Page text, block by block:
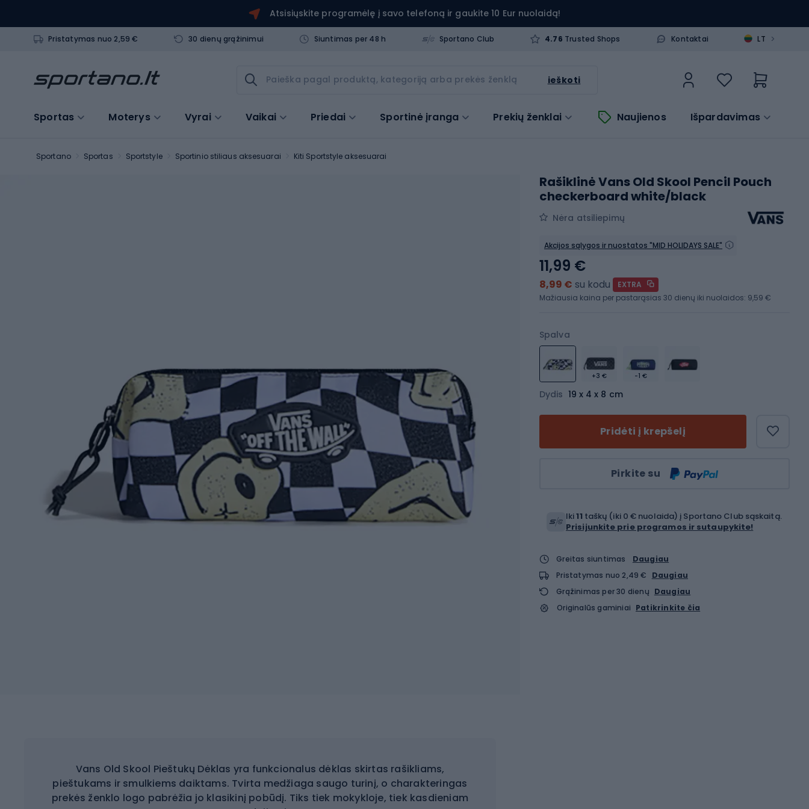
Atsisiųskite programėlę į savo telefoną ir gaukite 10 Eur nuolaidą!
Pristatymas nuo 2,59 € 30 dienų grąžinimui Siuntimas per 48 h Sportano Club 4.76 Trusted Shops Kontaktai LT >
ieškoti
Sportas Moterys Vyrai Vaikai Priedai Sportinė įranga Prekių ženklai Naujienos Išpardavimas
Sportano Sportas Sportstyle Sportinio stiliaus aksesuarai Kiti Sportstyle aksesuarai
Vans Old Skool Pieštukų Dėklas yra funkcionalus dėklas skirtas rašikliams,
pieštukams ir smulkiems daiktams. Tvirta medžiaga saugo turinį, o charakteringas
prekės ženklo logo pabrėžia jo klasikinį pobūdį. Tiks tiek mokykloje, tiek kasdieniam
Rašiklinė Vans Old Skool Pencil Pouch
checkerboard white/black
Nėra atsiliepimų
Akcijos sąlygos ir nuostatos "MID HOLIDAYS SALE"
Spalva
+3 € -1 €
Dydis 19 x 4 x 8 cm
Pridėti į krepšelį
Pirkite su
11,99 €
8,99 € su kodu
EXTRA
Mažiausia kaina per pastarąsias 30 dienų iki nuolaidos: 9,59 €
Iki11 taškų (iki 0 € nuolaida) į Sportano Club sąskaitą.
Prisijunkite prie programos ir sutaupykite!
Greitas siuntimas
Daugiau
Pristatymas nuo 2,49 €
Daugiau
Grąžinimas per 30 dienų Daugiau
Originalūs gaminiai Patikrinkite čia